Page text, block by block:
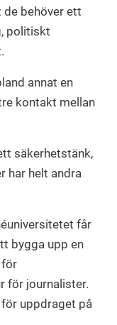
behöver ett
politiskt
annat en
kontakt mellan
säkerhetstänk,
har helt andra
får
bygga upp en
för
för journalister.
uppdraget på